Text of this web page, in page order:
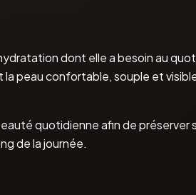
dont elle a besoin au
peau confortable, souple et
quotidienne afin de préserver
de la journée.